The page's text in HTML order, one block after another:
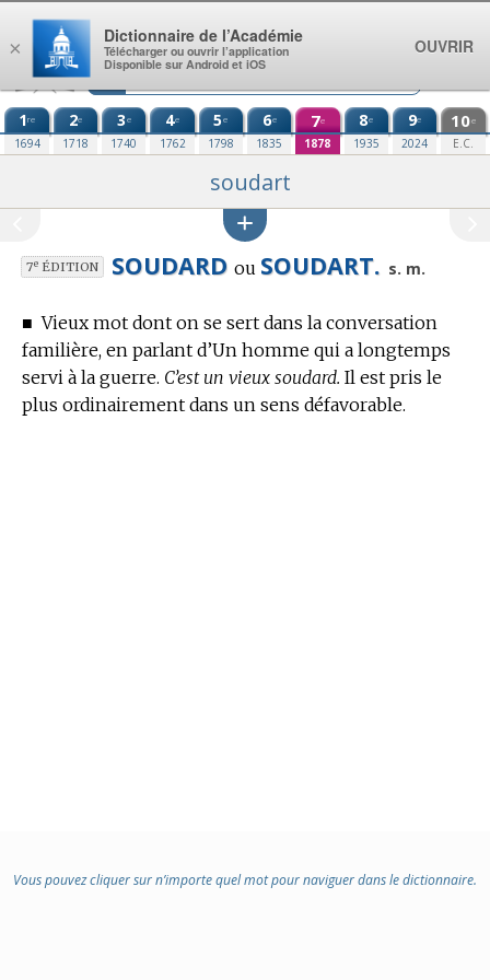
Aller au contenu
1re
1694
2e
1718
3e
1740
4e
1762
5e
1798
6e
1835
7e
1878
8e
1935
9e
2024
10e
E.C.
soudart
7eÉDITION SOUDARD ou SOUDART. s. m.
■Vieux mot dont on se sert dans la conversation
familière, en parlant d’Un homme qui a longtemps
servi à la guerre. C’est un vieux soudard. Il est pris le
plus ordinairement dans un sens défavorable.
Vous pouvez cliquer sur n’importe quel mot pour naviguer dans le dictionnaire.
×
Dictionnaire de l’Académie
Télécharger ou ouvrir l’application
Disponible sur Android et iOS
OUVRIR